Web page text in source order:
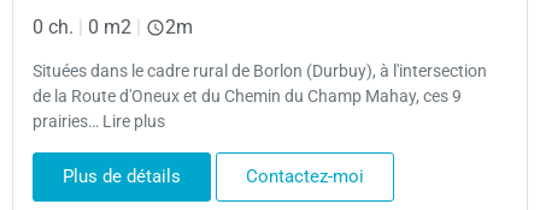
0 ch. | 0 m2 | 2m
Situées dans le cadre rural de Borlon (Durbuy), à l'intersection
de la Route d'Oneux et du Chemin du Champ Mahay, ces 9
prairies… Lire plus
Plus de détails Contactez-moi